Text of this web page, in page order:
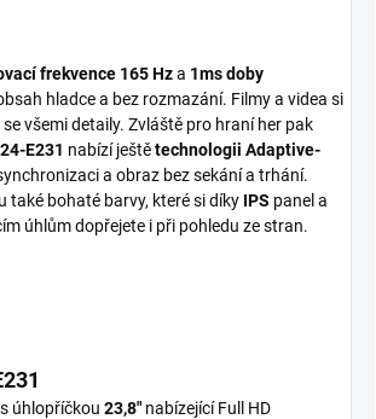
frekvence 165 Hza 1ms doby
hladce a bez rozmazání. Filmy a videa si
všemi detaily. Zvláště pro hraní her pak
E231 nabízí ještětechnologii Adaptive-
a obraz bez sekání a trhání.
také bohaté barvy, které si díky IPS panel a
úhlům dopřejete i při pohledu ze stran.
úhlopříčkou 23,8" nabízející Full HD